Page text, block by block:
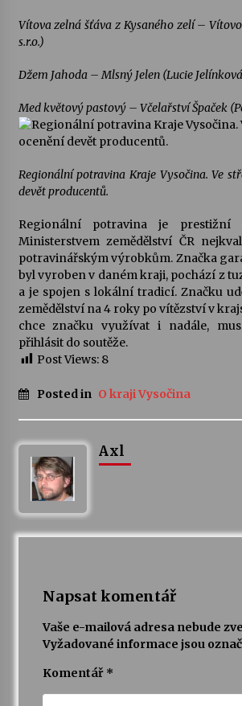
Vítova zelná šťáva z Kysaného zelí –
s.r.o.)
Džem Jahoda – Mlsný Jelen (Lucie
Med květový pastový – Včelařství Špaček
Regionální potravina Kraje Vysočina. Ve
devět producentů.
Regionální potravina je prestižní
Ministerstvem zemědělství ČR
potravinářským výrobkům. Značka
byl vyroben v daném kraji, pochází z
a je spojen s lokální tradicí. Značku
zemědělství na 4 roky po vítězství v
chce značku využívat i nadále,
přihlásit do soutěže.
Post Views: 8
Posted in O kraji Vysočina
Axl
Napsat komentář
Vaše e-mailová adresa nebude
Vyžadované informace jsou
Komentář *